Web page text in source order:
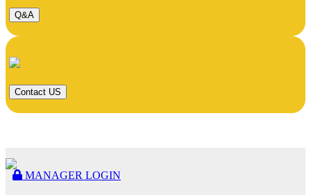
Q&A
Contact US
MANAGER LOGIN